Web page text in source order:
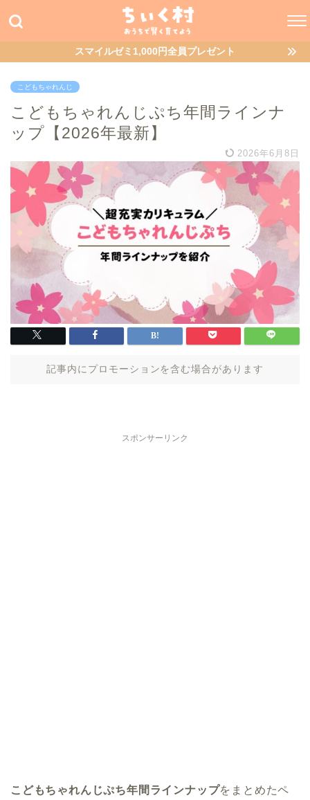
スマイルゼミ1,000円全員プレゼント
こどもちゃれんじ
こどもちゃれんじぷち年間ラインナ
ップ【2026年最新】
2026年6月8日
記事内にプロモーションを含む場合があります
スポンサーリンク
こどもちゃれんじぷち年間ラインナップをまとめたペ